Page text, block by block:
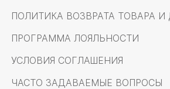
ПОЛИТИКА ВОЗВРАТА ТОВАРА И
ПРОГРАММА ЛОЯЛЬНОСТИ
УСЛОВИЯ СОГЛАШЕНИЯ
ЧАСТО ЗАДАВАЕМЫЕ ВОПРОСЫ